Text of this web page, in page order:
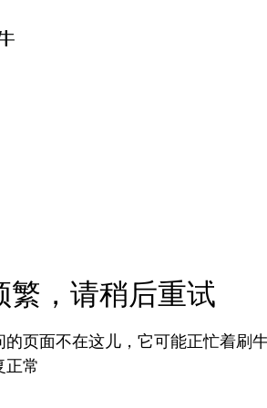
繁，请稍后重试
的页面不在这儿，它可能正忙着刷
正常